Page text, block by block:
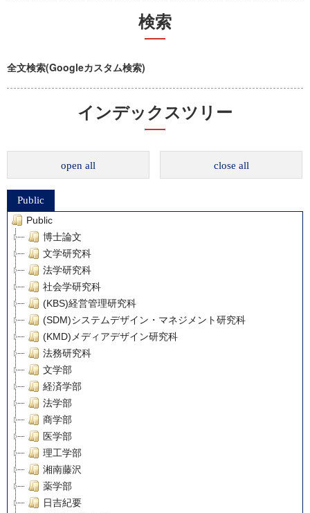
検索
全文検索(Googleカスタム検索)
インデックスツリー
open all close all
Public
Public
博士論文
文学研究科
法学研究科
社会学研究科
(KBS)経営管理研究科
(SDM)システムデザイン・マネジメント研究科
(KMD)メディアデザイン研究科
法務研究科
文学部
経済学部
法学部
商学部
医学部
理工学部
湘南藤沢
薬学部
日吉紀要